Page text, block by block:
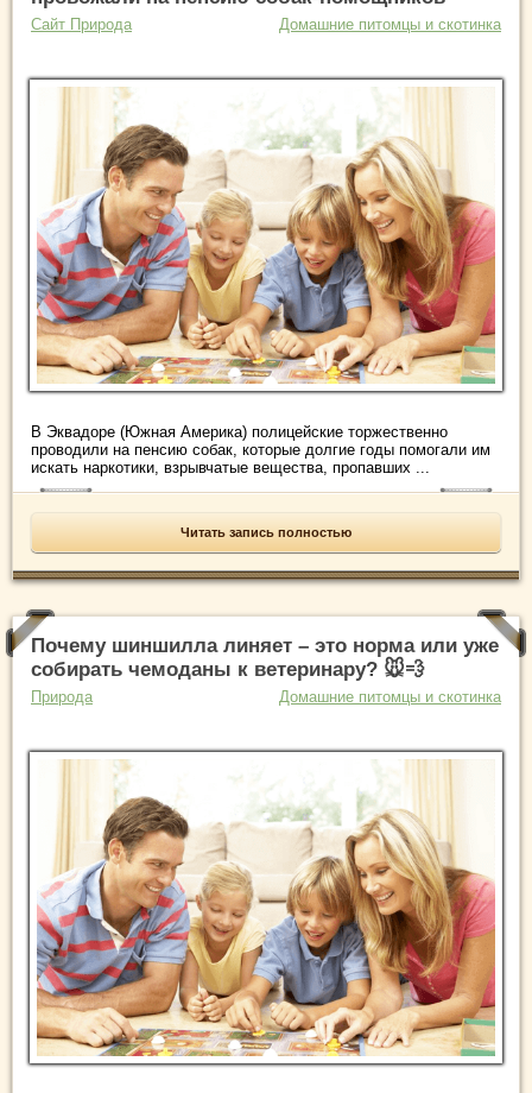
Сайт Природа Домашние питомцы и скотинка
В Эквадоре (Южная Америка) полицейские торжественно
проводили на пенсию собак, которые долгие годы помогали им
искать наркотики, взрывчатые вещества, пропавших ...
Читать запись полностью
Почему шиншилла линяет – это норма или уже
собирать чемоданы к ветеринару? 🐭💨
Природа Домашние питомцы и скотинка